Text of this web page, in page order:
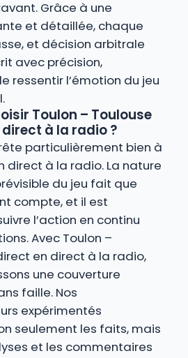
Grâce à une
et détaillée, chaque
et décision arbitrale
avec précision,
ressentir l’émotion du jeu
Toulon – Toulouse
à la radio ?
particulièrement bien à
direct à la radio. La nature
du jeu fait que
compte, et il est
l’action en continu
Avec Toulon –
en direct à la radio,
une couverture
faille. Nos
expérimentés
seulement les faits, mais
et les commentaires